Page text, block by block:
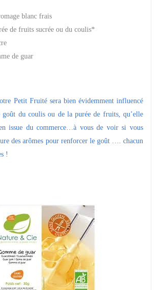
blanc frais
de fruits sucrée ou du coulis*
de guar
Petit Fruité sera bien évidemment influencé
du coulis ou de la purée de fruits, qu’elle
issue du commerce…à vous de voir si vous
des arômes pour renforcer le goût …. chacun
!